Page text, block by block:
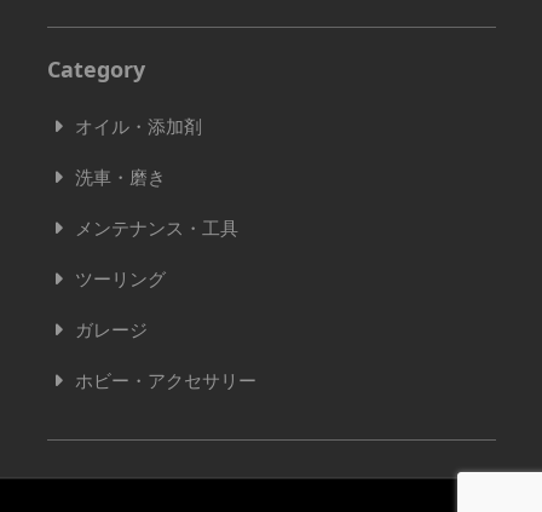
Category
オイル・添加剤
洗車・磨き
メンテナンス・工具
ツーリング
ガレージ
ホビー・アクセサリー